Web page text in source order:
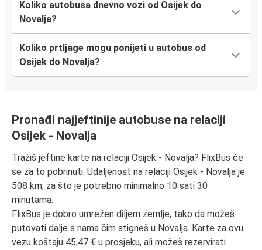
Koliko autobusa dnevno vozi od Osijek do
Novalja?
Koliko prtljage mogu ponijeti u autobus od
Osijek do Novalja?
Pronađi najjeftinije autobuse na relaciji
Osijek - Novalja
Tražiš jeftine karte na relaciji Osijek - Novalja? FlixBus će
se za to pobrinuti. Udaljenost na relaciji Osijek - Novalja je
508 km, za što je potrebno minimalno 10 sati 30
minutama.
FlixBus je dobro umrežen diljem zemlje, tako da možeš
putovati dalje s nama čim stigneš u Novalja. Karte za ovu
vezu koštaju 45,47 € u prosjeku, ali možeš rezervirati